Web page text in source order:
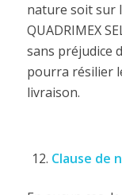
nature soit sur
QUADRIMEX
sans préjudice
pourra résilier
livraison.
Clause de